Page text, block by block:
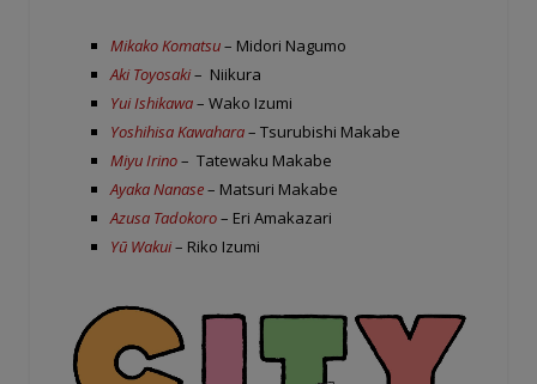
Mikako Komatsu– Midori Nagumo
Aki Toyosaki– Niikura
Yui Ishikawa– Wako Izumi
Yoshihisa Kawahara– Tsurubishi Makabe
Miyu Irino– Tatewaku Makabe
Ayaka Nanase– Matsuri Makabe
Azusa Tadokoro– Eri Amakazari
Yū Wakui– Riko Izumi